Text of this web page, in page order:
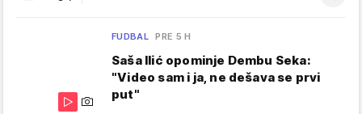
FUDBAL PRE 5 H
Saša Ilić opominje Dembu Seka:
"Video sam i ja, ne dešava se prvi
put"